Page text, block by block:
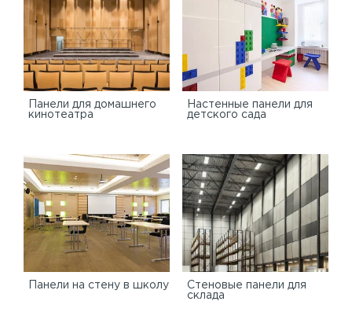
Панели для домашнего
кинотеатра
Настенные панели для
детского сада
Панели на стену в школу
Стеновые панели для
склада